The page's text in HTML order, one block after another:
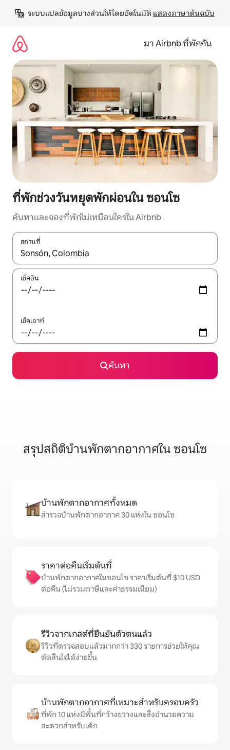
เนื้อหา
ระบบแปลข้อมูลบางส่วนให้โดยอัตโนมัติ แสดงภาษาต้นฉบับ
มา Airbnb ที่พักกัน
ที่พักช่วงวันหยุดพักผ่อนใน ซอนโซ
ค้นหาและจองที่พักไม่เหมือนใครใน Airbnb
สถานที่
ใช้ลูกศรขึ้นลง หรือใช้การสัมผัสหรือปัด เพื่อสำรวจผลการค้นหา
เช็คอิน
เช็คเอาท์
ค้นหา
สรุปสถิติบ้านพักตากอากาศใน ซอนโซ
บ้านพักตากอากาศทั้งหมด
สำรวจบ้านพักตากอากาศ 30 แห่งใน ซอนโซ
ราคาต่อคืนเริ่มต้นที่
บ้านพักตากอากาศในซอนโซ ราคาเริ่มต้นที่ $10 USD
ต่อคืน (ไม่รวมภาษีและค่าธรรมเนียม)
รีวิวจากเกสต์ที่ยืนยันตัวตนแล้ว
รีวิวที่ตรวจสอบแล้วมากกว่า 330 รายการช่วยให้คุณ
ตัดสินใจได้ง่ายขึ้น
บ้านพักตากอากาศที่เหมาะสำหรับครอบครัว
ที่พัก 10 แห่งมีพื้นที่กว้างขวางและสิ่งอำนวยความ
สะดวกสำหรับเด็ก